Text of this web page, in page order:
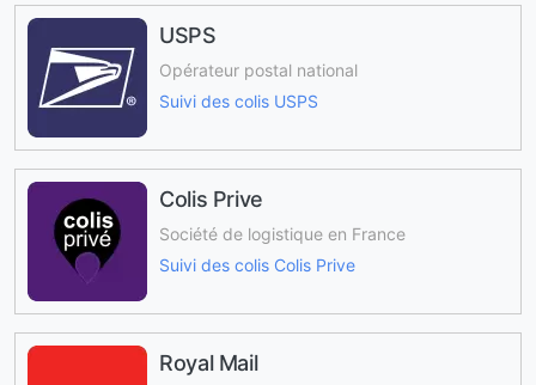
USPS
Opérateur postal national
Suivi des colis USPS
Colis Prive
Société de logistique en France
Suivi des colis Colis Prive
Royal Mail